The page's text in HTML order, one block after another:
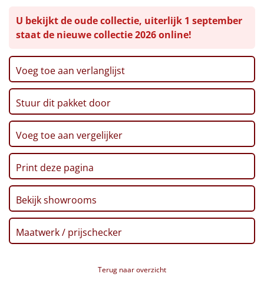
Goedkope
Alle thema's
Artikel
Hitster
Pizzarette
Tas
Wake up light
NIEUW
Borrelplank
NIEUW
Chips, Croky, Partystars, 80 gr
Sultana, 3-pack, 43 gr
Pepermunt, 65 gr
Pannenkoekenmix, 400 gr
Speculoos Koekjes, 25 gr
Crackers, 250 gr
Mars, 51 gr
Thee, Bosvruchten, 30 gr
Café Noir koekjes, 200 gr
Beschuit, 125 gr
Fussili, 500 gr
Pastasaus, 500 gr
Kerstkransjes, 80 gr
Drop, Apekoppen, 65 gr
Suikerwafel, 90 gr
Verpakt in een feestelijke kerstdoos, 49 x 39 x 15 cm
U bekijkt de oude collectie, uiterlijk 1 september
staat de nieuwe collectie 2026 online!
Voeg toe aan verlanglijst
Stuur dit pakket door
Voeg toe aan vergelijker
Print deze pagina
Bekijk showrooms
Maatwerk / prijschecker
Terug naar overzicht